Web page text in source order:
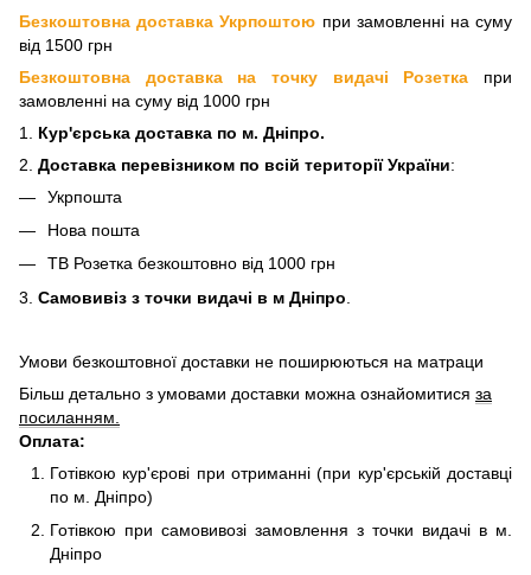
Безкоштовна доставка Укрпоштою при замовленні на суму
від 1500 грн
Безкоштовна доставка на точку видачі Розетка
при
замовленні на суму від 1000 грн
1. Кур'єрська доставка по м. Дніпро.
2. Доставка перевізником по всій території України:
Укрпошта
Нова пошта
ТВ Розетка безкоштовно від 1000 грн
3. Самовивіз з точки видачі в м Дніпро
Умови безкоштовної доставки не поширюються на матраци
Більш детально з умовами доставки можна ознайомитися за
посиланням.
Оплата:
Готівкою кур'єрові при отриманні (при кур'єрській доставці
по м. Дніпро)
Готівкою при самовивозі замовлення з точки видачі в м.
Дніпро